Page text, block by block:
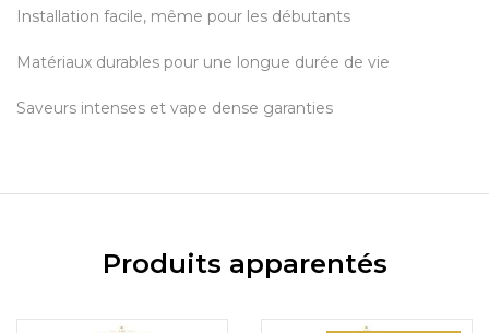
Installation facile, même pour les débutants
Matériaux durables pour une longue durée de vie
Saveurs intenses et vape dense garanties
Produits apparentés